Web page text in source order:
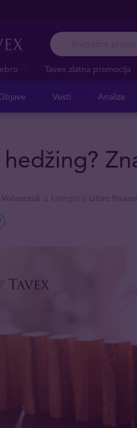
Tavex zlatna promocija
Vesti Analize